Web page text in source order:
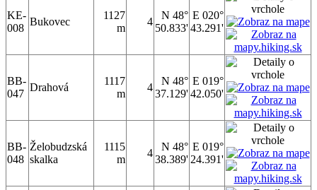
KE-
008
Bukovec
1127
m
4
N 48°
50.833'
E 020°
43.291'
BB-
047
Drahová
1117
m
4
N 48°
37.129'
E 019°
42.050'
BB-
048
Želobudzská
skalka
1115
m
4
N 48°
38.389'
E 019°
24.391'